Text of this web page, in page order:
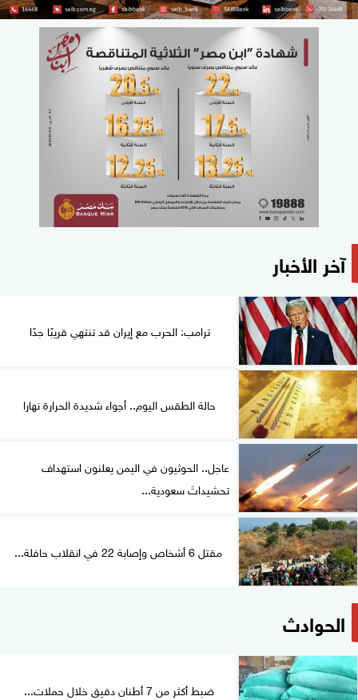
آخر الأخبار
ترامب: الحرب مع إيران قد تنتهي قريبًا جدًا
حالة الطقس اليوم.. أجواء شديدة الحرارة نهارا
عاجل.. الحوثيون في اليمن يعلنون استهداف
تحشيداتَ سعودية...
مقتل 6 أشخاص وإصابة 22 في انقلاب حافلة...
الحوادث
ضبط أكثر من 7 أطنان دقيق خلال حملات...